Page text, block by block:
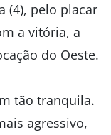
(4), pelo placar
a vitória, a
do Oeste.
tão tranquila.
agressivo,